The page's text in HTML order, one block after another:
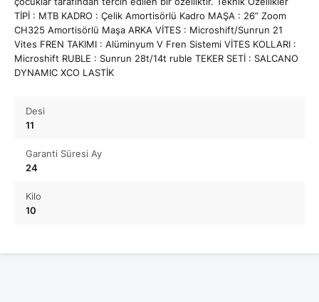
TİPİ : MTB KADRO : Çelik Amortisörlü Kadro MAŞA : 26” Zoom
CH325 Amortisörlü Maşa ARKA VİTES : Microshift/Sunrun 21
Vites FREN TAKIMI : Alüminyum V Fren Sistemi VİTES KOLLARI :
Microshift RUBLE : Sunrun 28t/14t ruble TEKER SETİ : SALCANO
DYNAMIC XCO LASTİK
Desi
11
Garanti Süresi Ay
24
Kilo
10